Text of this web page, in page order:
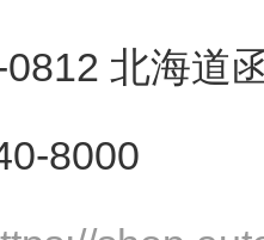
北海道
8000